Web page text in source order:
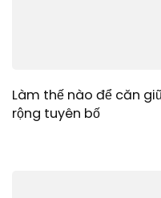
Làm thế nào để căn
rộng tuyên bố